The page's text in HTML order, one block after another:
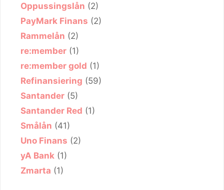
Oppussingslån (2)
PayMark Finans (2)
Rammelån (2)
re:member (1)
re:member gold (1)
Refinansiering (59)
Santander (5)
Santander Red (1)
Smålån (41)
Uno Finans (2)
yA Bank (1)
Zmarta (1)